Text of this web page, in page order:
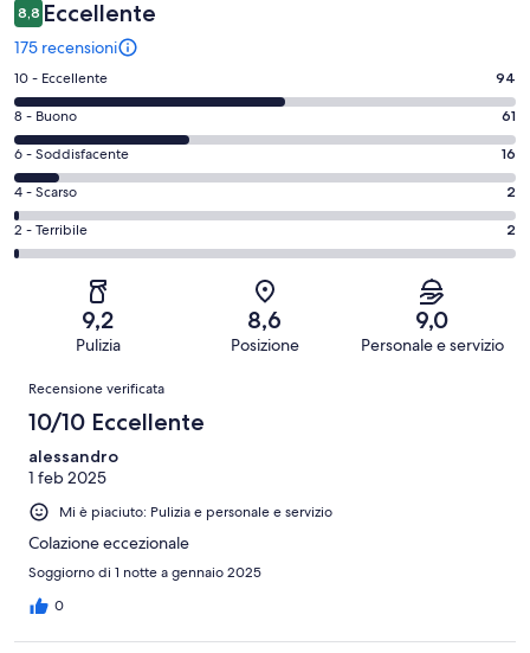
8,8 Eccellente
175 recensioni
Valutazione
di
10
-
Eccellente.
94
su
175
recensioni
10 - Eccellente 94
Valutazione
di
8
-
Buono.
61
recensioni
8 - Buono 61
Valutazione
di
6
-
Soddisfacente.
recensioni
6 - Soddisfacente 16
Valutazione
di
4
recensioni
4 - Scarso 2
Valutazione
di
Terribile.
su
recensioni
2 - Terribile 2
9,2
Pulizia
8,6
Posizione
9,0
Personale e servizio
Recensioni
Recensione verificata
10/10 Eccellente
alessandro
1 feb 2025
Mi è piaciuto: Pulizia e personale e servizio
Colazione eccezionale
Soggiorno di 1 notte a gennaio 2025
0